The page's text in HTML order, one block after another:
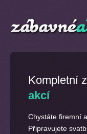
Kompletní
akcí
Chystáte firemní
Připravujete